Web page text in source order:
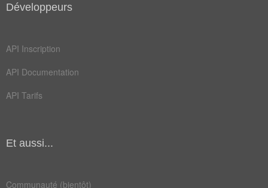
Développeurs
API Inscription
API Documentation
API Tarifs
Et aussi...
Communauté (bientôt)